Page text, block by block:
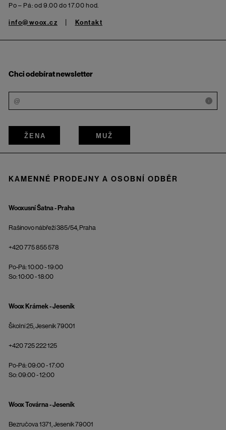
Po – Pá: od 9.00 do 17.00 hod.
info@woox.cz Kontakt
Chci odebírat newsletter
i
ŽENA MUŽ
KAMENNÉ PRODEJNY A OSOBNÍ ODBĚR
Wooxusní Šatna - Praha
Rašínovo nábřeží 385/54, Praha
+420 775 855 578
Po-Pá: 10:00 - 19:00
So: 10:00 - 18:00
Woox Krámek - Jeseník
Školní 25, Jeseník 79001
+420 725 222 125
Po-Pá: 09:00 - 17:00
So: 09:00 - 12:00
Woox Továrna - Jeseník
Bezručova 1371, Jeseník 79001